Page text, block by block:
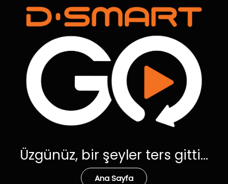
Üzgünüz, bir şeyler ters gitti...
Ana Sayfa